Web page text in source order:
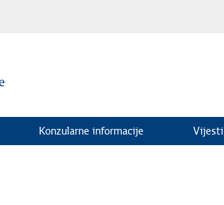
Konzularne informacije Vijesti